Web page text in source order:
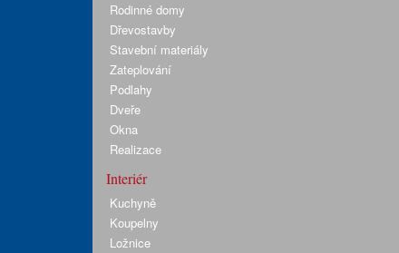
Rodinné domy
Dřevostavby
Stavební materiály
Zateplování
Podlahy
Dveře
Okna
Realizace
Interiér
Kuchyně
Koupelny
Ložnice